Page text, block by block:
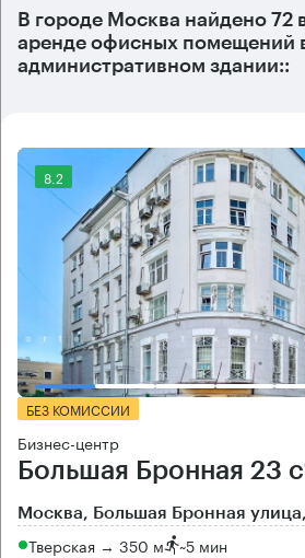
В городе Москва найдено 72
аренде офисных помещений
административном здании::
8.2
БЕЗ КОМИССИИ
Бизнес-центр
Большая Бронная 23
Москва, Большая Бронная улица,
Тверская → 350 м ~5 мин